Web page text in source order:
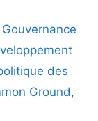
Gouvernance
des
Ground ,